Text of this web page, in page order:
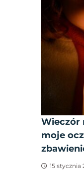
Wieczór
moje
15 stycznia